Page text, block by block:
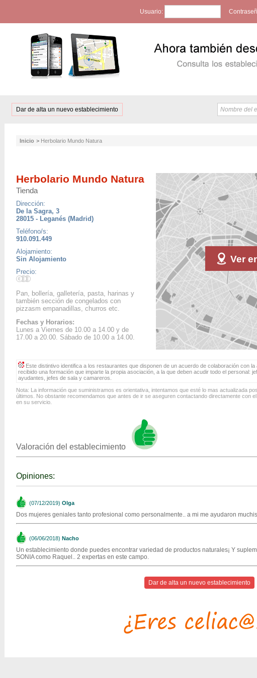
Usuario:
Dar de alta un nuevo establecimiento
Inicio > Herbolario Mundo Natura
Ver
Herbolario Mundo Natura
Tienda
Dirección:
De la Sagra, 3
28015 - Leganés (Madrid)
Teléfono/s:
910.091.449
Alojamiento:
Sin Alojamiento
Precio:
Pan, bollería, galletería, pasta, harinas y
también sección de congelados con
pizzasm empanadillas, churros etc.
Fechas y Horarios:
Lunes a Viernes de 10.00 a 14.00 y de
17.00 a 20.00. Sábado de 10.00 a 14.00.
Este distintivo identifica a los restaurantes que disponen de un acuerdo de colaboración con
recibido una formación que imparte la propia asociación, a la que deben acudir todo el personal:
ayudantes, jefes de sala y camareros.
Nota: La información que suministramos es orientativa, intentamos que esté lo mas actualizada
últimos. No obstante recomendamos que antes de ir se aseguren contactando directamente con
en su servicio.
Valoración del establecimiento
Opiniones:
(07/12/2019) Olga
Dos mujeres geniales tanto profesional como personalmente.. a mi me ayudaron
(06/06/2018) Nacho
Un establecimiento donde puedes encontrar variedad de productos naturales¡ Y
SONIA como Raquel.. 2 expertas en este campo.
Dar de alta un nuevo establecimiento